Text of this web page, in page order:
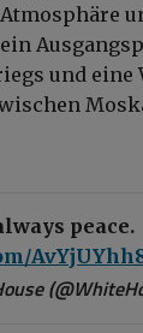
und eine
peace.